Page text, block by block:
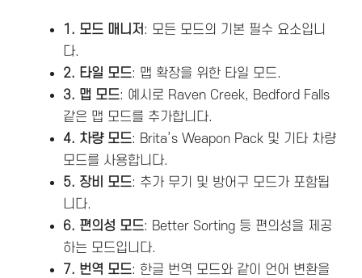
1. 모드 매니저: 모든 모드의 기본 필수 요소입니
다.
2. 타일 모드: 맵 확장을 위한 타일 모드.
3. 맵 모드: 예시로 Raven Creek, Bedford Falls
같은 맵 모드를 추가합니다.
4. 차량 모드: Brita’s Weapon Pack 및 기타 차량
모드를 사용합니다.
5. 장비 모드: 추가 무기 및 방어구 모드가 포함됩
니다.
6. 편의성 모드: Better Sorting 등 편의성을 제공
하는 모드입니다.
7. 번역 모드: 한글 번역 모드와 같이 언어 변환을